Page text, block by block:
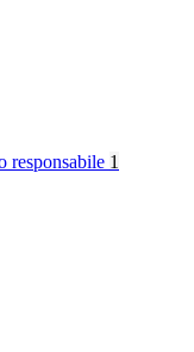
responsabile 1